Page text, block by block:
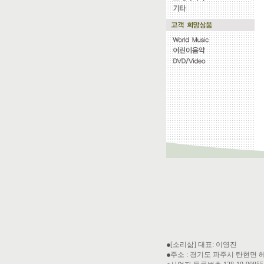
[소리삶] 대표: 이영진
주소 : 경기도 파주시 탄현면